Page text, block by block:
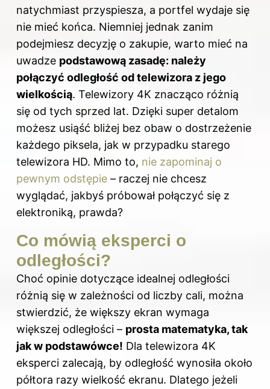
natychmiast przyspiesza, a portfel wydaje się
nie mieć końca. Niemniej jednak zanim
podejmiesz decyzję o zakupie, warto mieć na
uwadze podstawową zasadę: należy
połączyć odległość od telewizora z jego
wielkością. Telewizory 4K znacząco różnią
się od tych sprzed lat. Dzięki super detalom
możesz usiąść bliżej bez obaw o dostrzeżenie
każdego piksela, jak w przypadku starego
telewizora HD. Mimo to, nie zapominaj o
pewnym odstępie – raczej nie chcesz
wyglądać, jakbyś próbował połączyć się z
elektroniką, prawda?
Co mówią eksperci o
odległości?
Choć opinie dotyczące idealnej odległości
różnią się w zależności od liczby cali, można
stwierdzić, że większy ekran wymaga
większej odległości – prosta matematyka, tak
jak w podstawówce! Dla telewizora 4K
eksperci zalecają, by odległość wynosiła około
półtora razy wielkość ekranu. Dlatego jeżeli